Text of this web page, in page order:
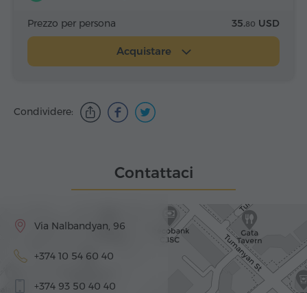
Prezzo per persona 35.80 USD
Acquistare
Condividere:
Contattaci
Via Nalbandyan, 96
+374 10 54 60 40
+374 93 50 40 40